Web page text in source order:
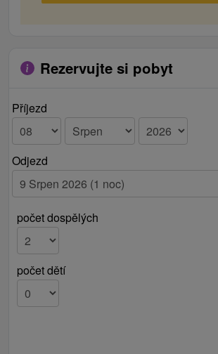
Rezervujte si pobyt
Příjezd
Odjezd
počet dospělých
počet dětí